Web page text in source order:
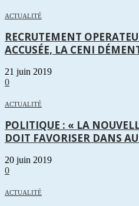
ACTUALITÉ
RECRUTEMENT
ACCUSÉE, LA CENI
21 juin 2019
0
ACTUALITÉ
POLITIQUE : « LA
DOIT FAVORISER DANS
20 juin 2019
0
ACTUALITÉ